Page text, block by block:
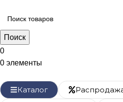
Поиск
0
0 элементы
Каталог